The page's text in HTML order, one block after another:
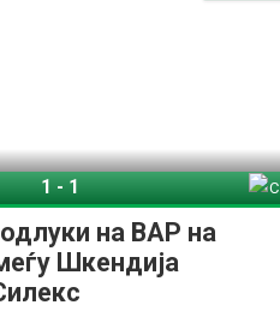
на ВАР на
Шкендија
1-1